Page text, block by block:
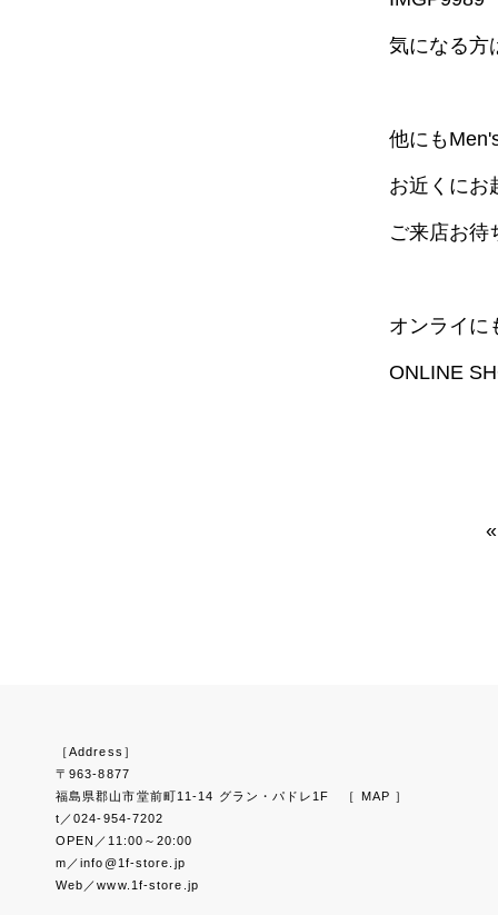
気になる方
他にも
お近くにお
ご来店お待
オンライに
ONLINE
［Address］
〒963-8877
福島県郡山市堂前町11-14 グラン・パドレ1F
［ MAP ］
t／024-954-7202
OPEN／11:00～20:00
m／info@1f-store.jp
Web／www.1f-store.jp